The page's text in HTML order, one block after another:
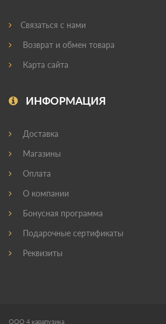
Связаться с нами
Возврат и обмен товара
Карта сайта
ИНФОРМАЦИЯ
Доставка
Магазины
Оплата
О компании
Бонусная программа
Подарочные сертификаты
Реквизиты
ООО 4 карапузика